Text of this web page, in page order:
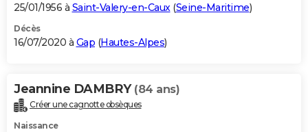
25/01/1956 à Saint-Valery-en-Caux(Seine-Maritime)
Décès
16/07/2020 à Gap (Hautes-Alpes)
Jeannine DAMBRY (84 ans)
Créer une cagnotte obsèques
Naissance